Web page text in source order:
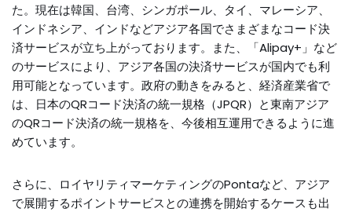
た。現在は韓国、台湾、シンガポール、タイ、マレーシア、
インドネシア、インドなどアジア各国でさまざまなコード決
済サービスが立ち上がっております。また、「Alipay+」など
のサービスにより、アジア各国の決済サービスが国内でも利
用可能となっています。政府の動きをみると、経済産業省で
は、日本のQRコード決済の統一規格（JPQR）と東南アジア
のQRコード決済の統一規格を、今後相互運用できるように進
めています。
さらに、ロイヤリティマーケティングのPontaなど、アジア
で展開するポイントサービスとの連携を開始するケースも出